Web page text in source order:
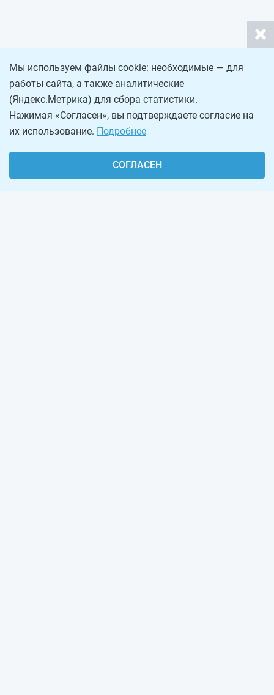
Мы используем файлы cookie: необходимые — для
работы сайта, а также аналитические
(Яндекс.Метрика) для сбора статистики.
Нажимая «Согласен», вы подтверждаете согласие на
их использование. Подробнее
СОГЛАСЕН